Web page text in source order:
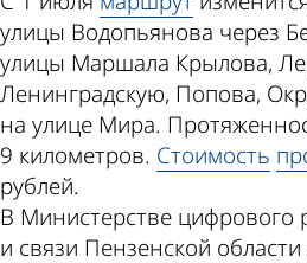
улицы Водопьянова через
улицы Маршала Крылова,
Ленинградскую, Попова,
на улице Мира.
9 километров. Стоимость
рублей.
В Министерстве цифрового
и связи Пензенской